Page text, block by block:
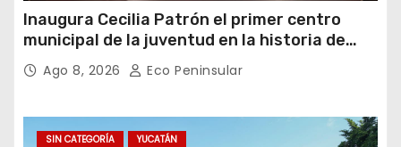
Inaugura Cecilia Patrón el primer centro
municipal de la juventud en la historia de
Mérida
Ago 8, 2026 Eco Peninsular
SIN CATEGORÍA YUCATÁN